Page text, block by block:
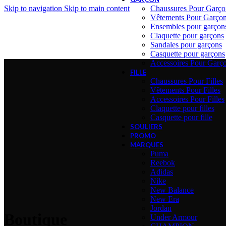
Skip to navigation Skip to main content
Chaussures Pour
Vêtements Pour
Ensembles pour
Claquette pour garçons
Sandales pour garçons
Casquette pour garçons
Accessoires Pour
FILLE
Chaussures Pour Filles
Vêtements Pour Filles
Accessoires Pour Filles
Claquette pour filles
Casquette pour fille
SOULIERS
PROMO
MARQUES
Puma
Reebok
Adidas
Nike
New Balance
New Era
Jordan
Under Armour